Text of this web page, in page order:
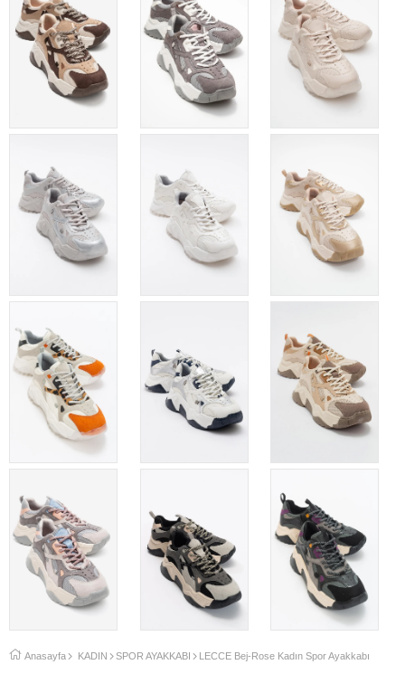
Anasayfa KADIN SPOR AYAKKABI LECCE Bej-Rose Kadın Spor Ayakkabı